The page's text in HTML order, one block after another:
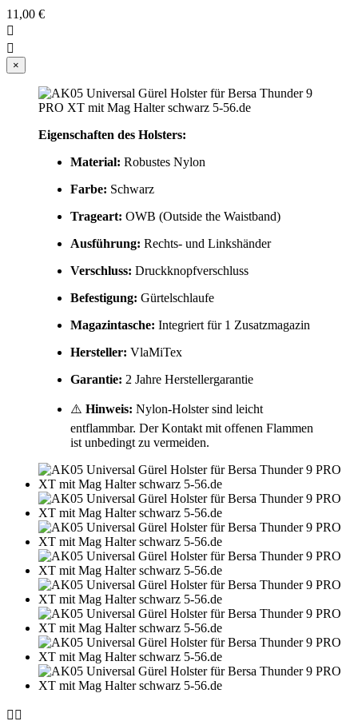
11,00 €


×
Eigenschaften des Holsters:
Material: Robustes Nylon
Farbe: Schwarz
Trageart: OWB (Outside the Waistband)
Ausführung: Rechts- und Linkshänder
Verschluss: Druckknopfverschluss
Befestigung: Gürtelschlaufe
Magazintasche: Integriert für 1 Zusatzmagazin
Hersteller: VlaMiTex
Garantie: 2 Jahre Herstellergarantie
⚠️ Hinweis: Nylon-Holster sind leicht
entflammbar. Der Kontakt mit offenen Flammen
ist unbedingt zu vermeiden.
 